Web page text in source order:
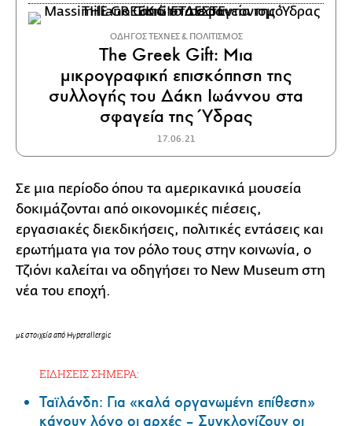
ΟΔΗΓΟΣ ΤΕΧΝΕΣ & ΠΟΛΙΤΙΣΜΟΣ
The Greek Gift: Μια
μικρογραφική επισκόπηση της
συλλογής του Δάκη Ιωάννου στα
σφαγεία της Ύδρας
17.06.21
Σε μια περίοδο όπου τα αμερικανικά μουσεία
δοκιμάζονται από οικονομικές πιέσεις,
εργασιακές διεκδικήσεις, πολιτικές εντάσεις και
ερωτήματα για τον ρόλο τους στην κοινωνία, ο
Τζιόνι καλείται να οδηγήσει το New Museum στη
νέα του εποχή.
με στοιχεία από Hyperallergic
ΕΙΔΗΣΕΙΣ ΣΗΜΕΡΑ:
Ταϊλάνδη: Για «καλά οργανωμένη επίθεση»
κάνουν λόγο οι αρχές – Συγκλονίζουν οι